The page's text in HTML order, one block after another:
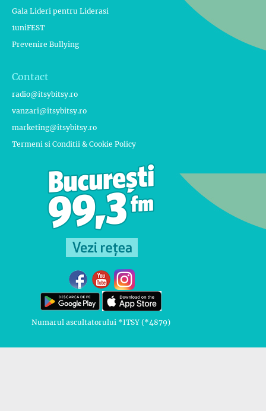
Gala Lideri pentru Liderasi
1uniFEST
Prevenire Bullying
Contact
radio@itsybitsy.ro
vanzari@itsybitsy.ro
marketing@itsybitsy.ro
Termeni si Conditii & Cookie Policy
Numarul ascultatorului *ITSY (*4879)